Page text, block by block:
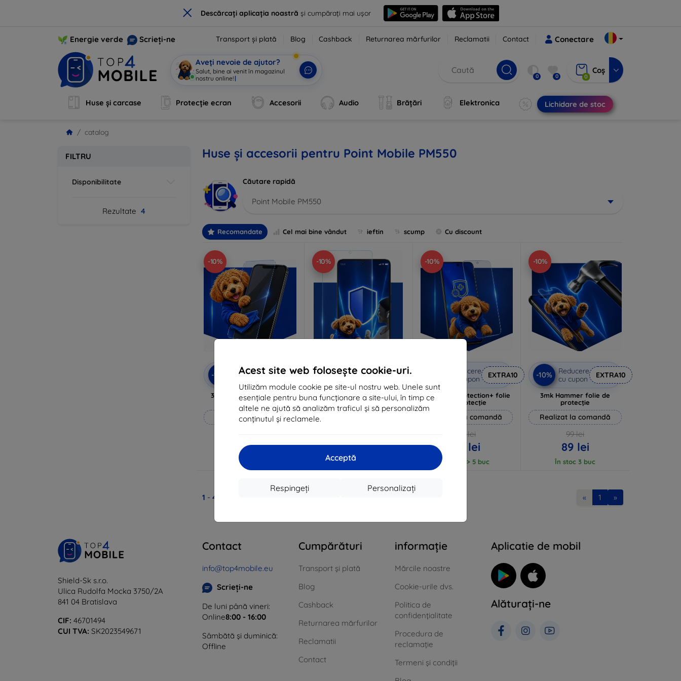
× Descărcați aplicația noastră și cumpărați mai ușor
Acest site web folosește cookie-uri.
Utilizăm module cookie pe site-ul nostru web. Unele sunt
esențiale pentru buna funcționare a site-ului, în timp ce
altele ne ajută să analizăm traficul și să personalizăm
conținutul și reclamele.
Acceptă
Personalizați
Respingeți
Energie verde Scrieți-ne Transport și plată Blog Cashback Returnarea mărfurilor Reclamatii Contact Conectare
Aveți nevoie de ajutor?
Salut, bine ai venit în magazinul
nostru online!| 0 0 0
Coș
Huse și carcase Protecție ecran Accesorii Audio Brățări Elektronica Lichidare de stoc
catalog
FILTRU
Disponibilitate
Rezultate 4
Huse și accesorii pentru Point Mobile PM550
Căutare rapidă
Point Mobile PM550
Recomandate Cel mai bine vândut ieftin scump Cu discount
-10%
-10%
Reducere
EXTRA10
3mk Anti-Shock sticlă de
protecție
Realizat la comandă
76 lei
În stoc > 5 buc
-10%
-10%
Reducere
cu cupon
EXTRA10
3mk Pure Matt Sticlă de
protecție
57 lei
În stoc > 5 buc
-10%
Reducere
cu cupon
EXTRA10
3mk Silverprotection+ folie
de protecție
Realizat la comandă
94 lei
85 lei
În stoc > 5 buc
-10%
-10%
Reducere
cu cupon
EXTRA10
3mk Hammer folie de
protecție
Realizat la comandă
99 lei
89 lei
În stoc 3 buc
1 - 4 « 1 »
Shield-Sk s.r.o.
Ulica Rudolfa Mocka 3750/2A
841 04 Bratislava
CIF: 46701494
CUI TVA: SK2023549671
Contact
info@top4mobile.eu
Scrieți-ne
De luni până vineri:
Online8:00 - 16:00
Sâmbătă și duminică:
Offline
Cumpărături
Transport și plată
Blog
Cashback
Returnarea mărfurilor
Reclamatii
Contact
informație
Mărcile noastre
Cookie-urile dvs.
Politica de
confidențialitate
Procedura de
reclamație
Termeni și condiții
Aplicatie de mobil
Alăturați-ne